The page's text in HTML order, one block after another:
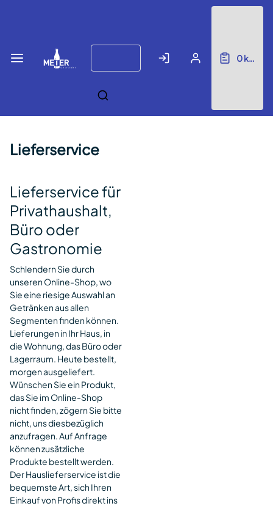
Keyboard
arrow
0keine
Lieferservice
Lieferservice für
Privathaushalt,
Büro oder
Gastronomie
Schlendern Sie durch
unseren Online-Shop, wo
Sie eine riesige Auswahl an
Getränken aus allen
Segmenten finden können.
Lieferungen in Ihr Haus, in
die Wohnung, das Büro oder
Lagerraum. Heute bestellt,
morgen ausgeliefert.
Wünschen Sie ein Produkt,
das Sie im Online-Shop
nicht finden, zögern Sie bitte
nicht, uns diesbezüglich
anzufragen. Auf Anfrage
können zusätzliche
Produkte bestellt werden.
Der Hauslieferservice ist die
bequemste Art, sich Ihren
Einkauf von Profis direkt ins